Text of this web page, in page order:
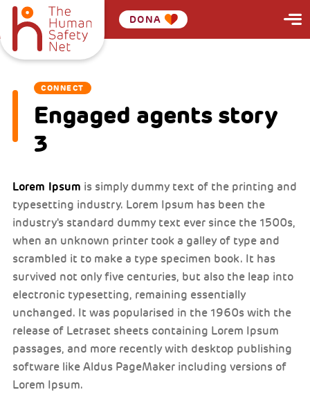
DONA
CONNECT
Engaged agents story
3
Lorem Ipsum is simply dummy text of the printing and
typesetting industry. Lorem Ipsum has been the
industry's standard dummy text ever since the 1500s,
when an unknown printer took a galley of type and
scrambled it to make a type specimen book. It has
survived not only five centuries, but also the leap into
electronic typesetting, remaining essentially
unchanged. It was popularised in the 1960s with the
release of Letraset sheets containing Lorem Ipsum
passages, and more recently with desktop publishing
software like Aldus PageMaker including versions of
Lorem Ipsum.